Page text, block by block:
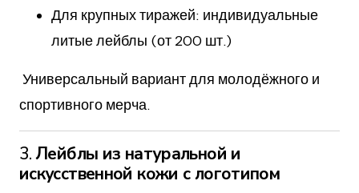
Для крупных тиражей: индивидуальные
литые лейблы (от 200 шт.)
Универсальный вариант для молодёжного и
спортивного мерча.
3.Лейблы из натуральной и
искусственной кожи с логотипом